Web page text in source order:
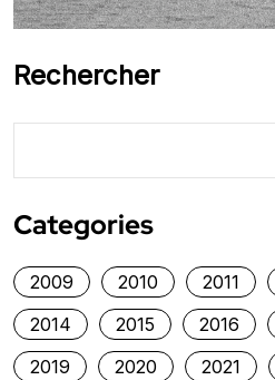
Rechercher
Categories
2009 2010 2011
2014
2015 2016
2019
2020 2021